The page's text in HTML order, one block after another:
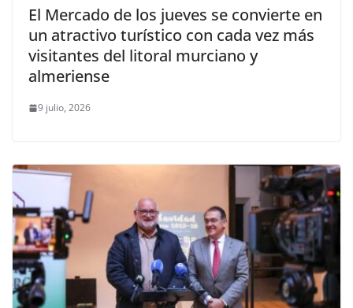
El Mercado de los jueves se convierte en
un atractivo turístico con cada vez más
visitantes del litoral murciano y
almeriense
9 julio, 2026